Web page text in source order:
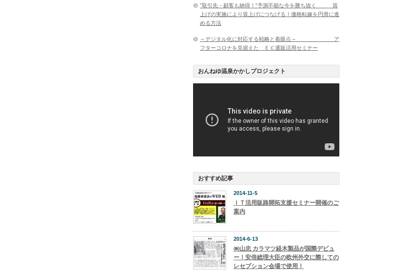
”取引先・顧客も納得！”予測不能な今を勝ち抜く 賃
上げの実施により賃上げにつなげる！価格転嫁を円滑に進
める方法
～デジタル化に対応する戦略と着眼点～ ア
フターコロナを見据えた ＥＣ通販活用セミナー
おんねゆ温泉かかしプロジェクト
おすすめ記事
2014-11-5
ＩＴ活用販路開拓支援セミナー開催のご
案内
2014-6-13
㈱山忠 カラマツ経木製品が国際デビュ
ー！安倍総理大臣の欧州外交に際しての
レセプション会場で使用！